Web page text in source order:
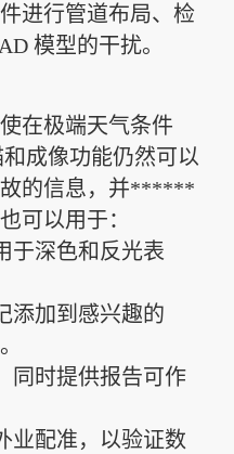
进行管道布局、检
模型的干扰。
在极端天气条件
成像功能仍然可以
的信息，并******
可以用于：
于深色和反光表
添加到感兴趣的
同时提供报告可作
业配准，以验证数